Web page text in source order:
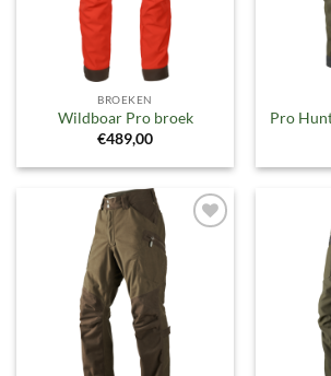
BROEKEN
Wildboar Pro broek
€489,00
Pro
Toevoegen
verlanglijst